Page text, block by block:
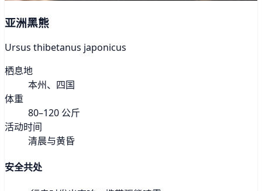
亚洲黑熊
Ursus thibetanus japonicus
栖息地
本州、四国
体重
80–120 公斤
活动时间
清晨与黄昏
安全共处